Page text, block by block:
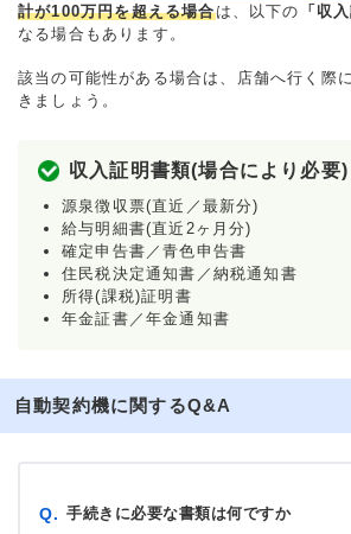
計が100万円を超える場合は、以下の 「収
なる場合もあります。
該当の可能性がある場合は、店舗へ行く際
きましょう。
収入証明書類(場合により必要)
源泉徴収票(直近／最新分)
給与明細書(直近2ヶ月分)
確定申告書／青色申告書
住民税決定通知書／納税通知書
所得(課税)証明書
年金証書／年金通知書
自動契約機に関するQ&A
Q. 手続きに必要な書類は何ですか